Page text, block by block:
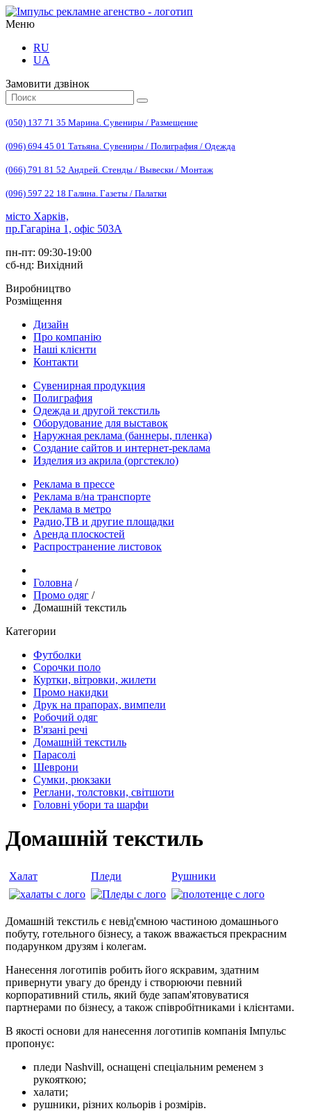
Меню
RU
UA
Замовити дзвінок
(050) 137 71 35 Марина. Сувениры / Размещение
(096) 694 45 01 Татьяна. Сувениры / Полиграфия / Одежда
(066) 791 81 52 Андрей. Стенды / Вывески / Монтаж
(096) 597 22 18 Галина. Газеты / Палатки
місто Харків,
пр.Гагаріна 1, офіс 503А
пн-пт: 09:30-19:00
сб-нд: Вихідний
Виробництво
Розміщення
Дизайн
Про компанію
Наші клієнти
Контакти
Сувенирная продукция
Полиграфия
Одежда и другой текстиль
Оборудование для выставок
Наружная реклама (баннеры, пленка)
Создание сайтов и интернет-реклама
Изделия из акрила (оргстекло)
Реклама в прессе
Реклама в/на транспорте
Реклама в метро
Радио,ТВ и другие площадки
Аренда плоскостей
Распространение листовок
Головна /
Промо одяг /
Домашній текстиль
Категории
Футболки
Сорочки поло
Куртки, вітровки, жилети
Промо накидки
Друк на прапорах, вимпели
Робочий одяг
В'язані речі
Домашній текстиль
Парасолі
Шеврони
Сумки, рюкзаки
Реглани, толстовки, світшоти
Головні убори та шарфи
Домашній текстиль
Халат Пледи Рушники
Домашній текстиль є невід'ємною частиною домашнього
побуту, готельного бізнесу, а також вважається прекрасним
подарунком друзям і колегам.
Нанесення логотипів робить його яскравим, здатним
привернути увагу до бренду і створюючи певний
корпоративний стиль, який буде запам'ятовуватися
партнерами по бізнесу, а також співробітниками і клієнтами.
В якості основи для нанесення логотипів компанія Імпульс
пропонує:
пледи Nashvill, оснащені спеціальним ременем з
рукояткою;
халати;
рушники, різних кольорів і розмірів.